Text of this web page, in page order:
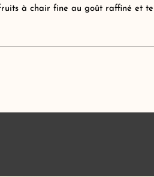
à chair fine au goût raffiné et